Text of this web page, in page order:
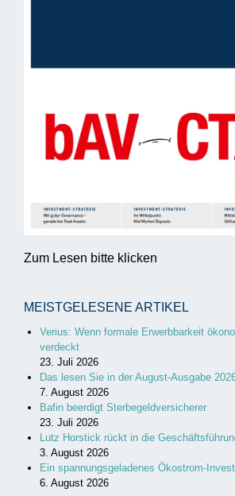
Zum Lesen bitte klicken
MEISTGELESENE ARTIKEL
Verius: Wenn formale Erwerbbarkeit
verdeckt
23. Juli 2026
Das lesen Sie in der August-Ausgabe
7. August 2026
Bafin beerdigt Sterbegeldversicherer
23. Juli 2026
Lutz Horstick rückt in die
3. August 2026
Ein spannungsgeladenes Ökostrom-
6. August 2026